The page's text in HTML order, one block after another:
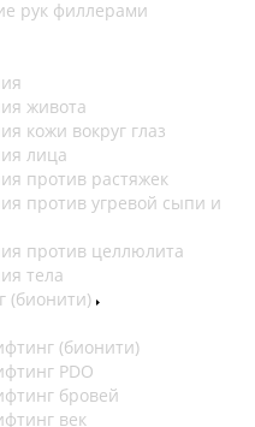
рук филлерами
живота
кожи вокруг глаз
лица
против растяжек
против угревой сыпи и
против целлюлита
тела
(бионити)
(бионити)
PDO
бровей
век